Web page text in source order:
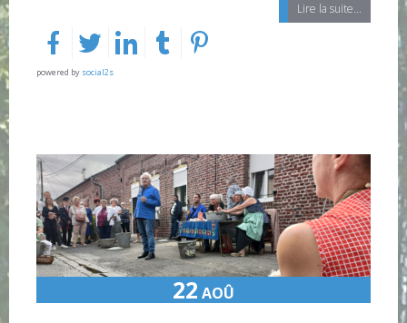
Lire la suite...
powered by social2s
22 AOÛ